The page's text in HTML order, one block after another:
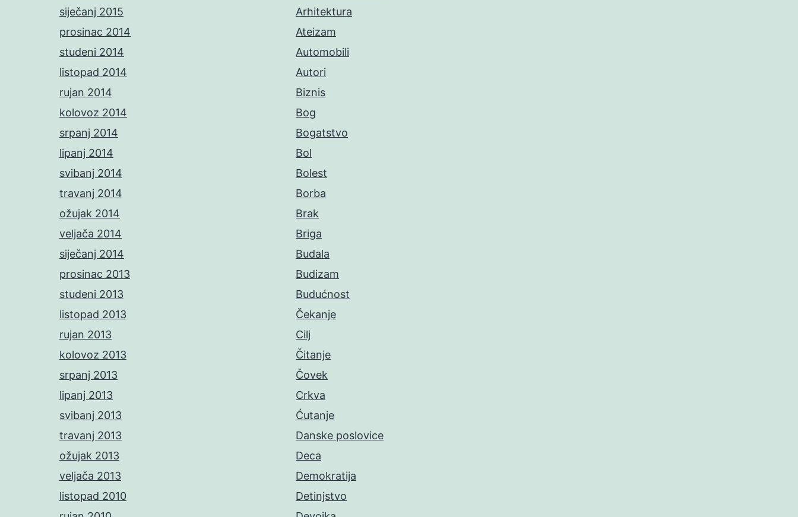
siječanj 2015
prosinac 2014
studeni 2014
listopad 2014
rujan 2014
kolovoz 2014
srpanj 2014
lipanj 2014
svibanj 2014
travanj 2014
ožujak 2014
veljača 2014
siječanj 2014
prosinac 2013
studeni 2013
listopad 2013
rujan 2013
kolovoz 2013
srpanj 2013
lipanj 2013
svibanj 2013
travanj 2013
ožujak 2013
veljača 2013
listopad 2010
Arhitektura
Ateizam
Automobili
Autori
Biznis
Bog
Bogatstvo
Bol
Bolest
Borba
Brak
Briga
Budala
Budizam
Budućnost
Čekanje
Cilj
Čitanje
Čovek
Crkva
Ćutanje
Danske poslovice
Deca
Demokratija
Detinjstvo